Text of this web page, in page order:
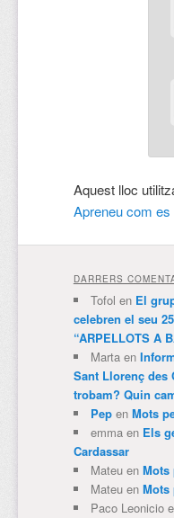
Aquest lloc
Apreneu com
DARRERS
Tofol en El
celebren el seu
“ARPELLOTS A
Martaen
Sant Llorenç des
trobam? Quin
Pepen Mots
emmaen Els
Cardassar
Mateuen Mots
Mateuen Mots
Paco Leonicio